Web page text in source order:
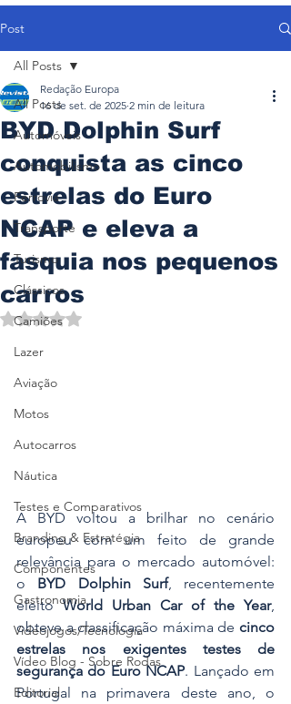
Post
All Posts
Automóveis
Automobilismo
Ferrovia
Transporte
Turismo
Clássicos
Camiões
Lazer
Aviação
Motos
Autocarros
Náutica
Testes e Comparativos
Branding & Estratégia
Componentes
Gastronomia
Videojogos/Tecnologia
Vídeo Blog - Sobre Rodas
Editorial
All Posts
BYD Dolphin Surf
conquista as cinco
estrelas do Euro
NCAP e eleva a
fasquia nos pequenos
carros
Redação Europa
16 de set. de 2025 2 min de leitura
Avaliado com NaN de 5 estrelas.
A BYD voltou a brilhar no cenário
europeu com um feito de grande
relevância para o mercado automóvel:
o BYD Dolphin Surf, recentemente
eleito World Urban Car of the Year,
obteve a classificação máxima de cinco
estrelas nos exigentes testes de
segurança do Euro NCAP. Lançado em
Portugal na primavera deste ano, o